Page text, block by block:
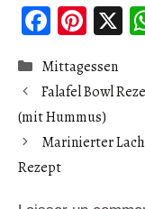
Fa
ce
b
oo
k
Pi
er
es
t
X
Catégories
Mittagessen
Falafel Bowl
(mit Hummus)
Marinierter
Rezept